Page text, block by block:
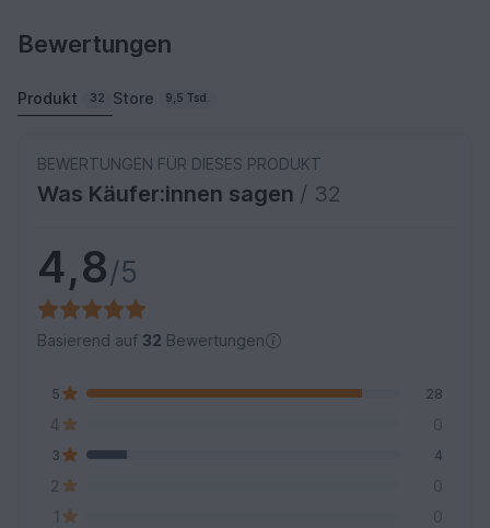
Bewertungen
Produkt 32 Store 9,5 Tsd.
BEWERTUNGEN FÜR DIESES PRODUKT
Was Käufer:innen sagen / 32
4,8/5
Basierend auf 32 Bewertungen
5 28
4 0
3 4
2
0
1
0